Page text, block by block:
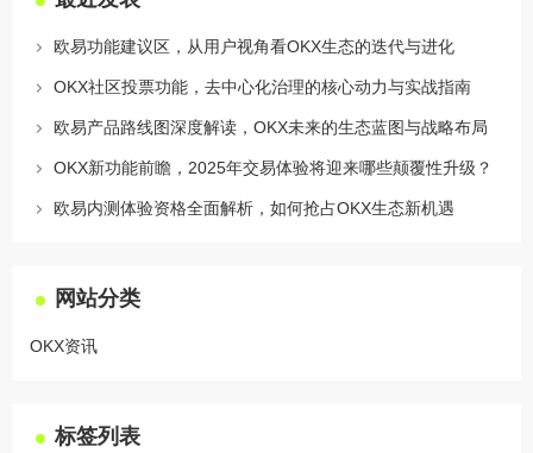
欧易功能建议区，从用户视角看OKX生态的迭代与进化
OKX社区投票功能，去中心化治理的核心动力与实战指南
欧易产品路线图深度解读，OKX未来的生态蓝图与战略布局
OKX新功能前瞻，2025年交易体验将迎来哪些颠覆性升级？
欧易内测体验资格全面解析，如何抢占OKX生态新机遇
网站分类
OKX资讯
标签列表